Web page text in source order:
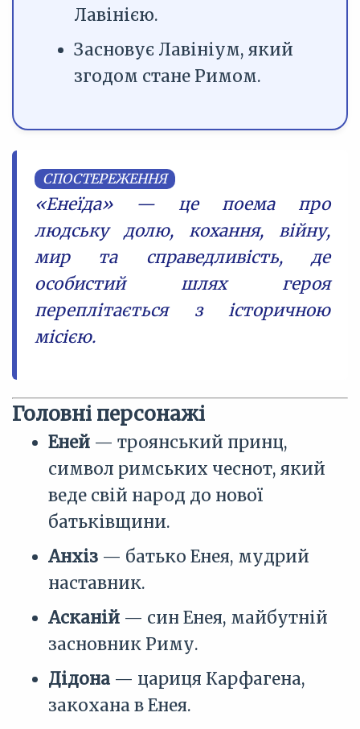
Лавінією.
Засновує Лавініум, який
згодом стане Римом.
СПОСТЕРЕЖЕННЯ
«Енеїда» — це поема про
людську долю, кохання, війну,
мир та справедливість, де
особистий шлях героя
переплітається з історичною
місією.
Головні персонажі
Еней — троянський принц,
символ римських чеснот, який
веде свій народ до нової
батьківщини.
Анхіз — батько Енея, мудрий
наставник.
Асканій — син Енея, майбутній
засновник Риму.
Дідона — цариця Карфагена,
закохана в Енея.